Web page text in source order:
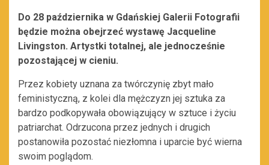
Do 28 października w Gdańskiej Galerii Fotografii
będzie można obejrzeć wystawę Jacqueline
Livingston. Artystki totalnej, ale jednocześnie
pozostającej w cieniu.
Przez kobiety uznana za twórczynię zbyt mało
feministyczną, z kolei dla mężczyzn jej sztuka za
bardzo podkopywała obowiązujący w sztuce i życiu
patriarchat. Odrzucona przez jednych i drugich
postanowiła pozostać niezłomna i uparcie być wierna
swoim poglądom.